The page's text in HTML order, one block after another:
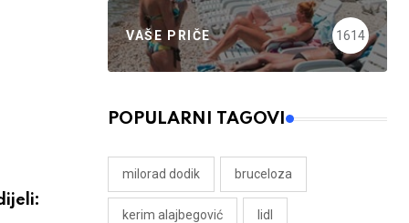
VAŠE PRIČE 1614
POPULARNI TAGOVI
milorad dodik bruceloza
kerim alajbegović lidl